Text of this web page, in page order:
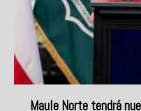
Maule Norte tendrá